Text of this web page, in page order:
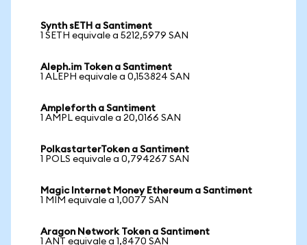
Synth sETH a Santiment
1 SETH equivale a 5212,5979 SAN
Aleph.im Token a Santiment
1 ALEPH equivale a 0,153824 SAN
Ampleforth a Santiment
1 AMPL equivale a 20,0166 SAN
PolkastarterToken a Santiment
1 POLS equivale a 0,794267 SAN
Magic Internet Money Ethereum a Santiment
1 MIM equivale a 1,0077 SAN
Aragon Network Token a Santiment
1 ANT equivale a 1,8470 SAN